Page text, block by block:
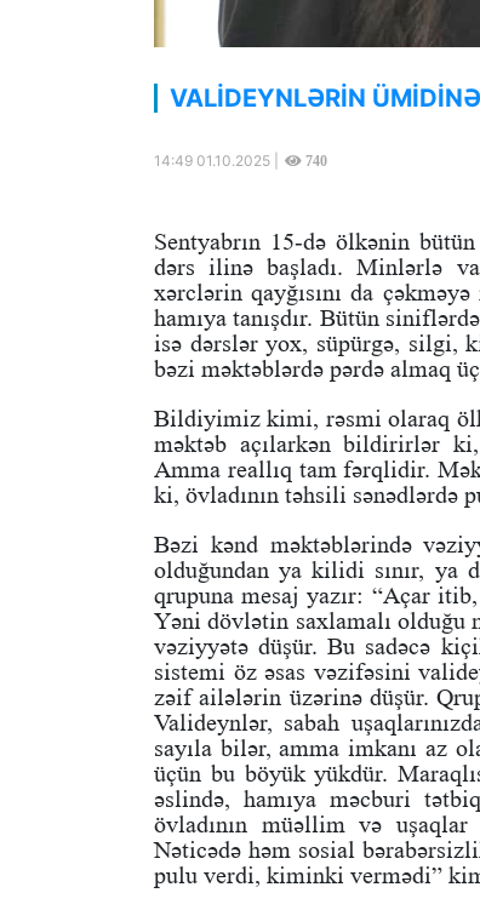
VALİDEYNLƏRİN
14:49 01.10.2025 | 740
Sentyabrın 15-də ölkənin
dərs ilinə başladı. Minlərlə
xərclərin qayğısını da
hamıya tanışdır. Bütün
isə dərslər yox, süpürgə, silgi,
bəzi məktəblərdə pərdə almaq
Bildiyimiz kimi, rəsmi olaraq
məktəb açılarkən bildirirlər
Amma reallıq tam fərqlidir.
ki, övladının təhsili sənədlərdə
Bəzi kənd məktəblərində
olduğundan ya kilidi sınır, ya
qrupuna mesaj yazır: “Açar itib,
Yəni dövlətin saxlamalı olduğu
vəziyyətə düşür. Bu sadəcə
sistemi öz əsas vəzifəsini
zəif ailələrin üzərinə düşür.
Valideynlər, sabah
sayıla bilər, amma imkanı az
üçün bu böyük yükdür.
əslində, hamıya məcburi
övladının müəllim və uşaqlar
Nəticədə həm sosial
pulu verdi, kiminki vermədi”